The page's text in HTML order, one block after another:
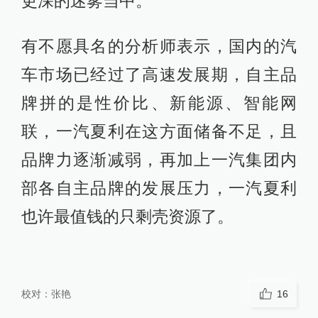
有不愿具名的分析师表示，国内的汽
车市场已经过了高速发展期，自主品
牌拼的是性价比、新能源、智能网
联，一汽夏利在这方面储备不足，且
品牌力逐渐减弱，再加上一汽集团内
部各自主品牌的发展压力，一汽夏利
也许最值钱的只剩壳资源了。
校对： 张艳 16